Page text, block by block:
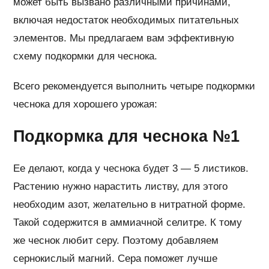
включая недостаток необходимых питательных
элементов. Мы предлагаем вам эффективную
схему подкормки для чеснока.
Всего рекомендуется выполнить четыре подкормки
чеснока для хорошего урожая:
Подкормка для чеснока №1
Ее делают, когда у чеснока будет 3 — 5 листиков.
Растению нужно нарастить листву, для этого
необходим азот, желательно в нитратной форме.
Такой содержится в аммиачной селитре. К тому
же чеснок любит серу. Поэтому добавляем
сернокислый магний. Сера поможет лучше